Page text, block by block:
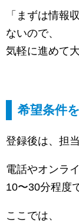
「まずは情報
ないので、
気軽に進めて
希望条件
登録後は、担
電話やオンラ
10〜30分程度
ここでは、